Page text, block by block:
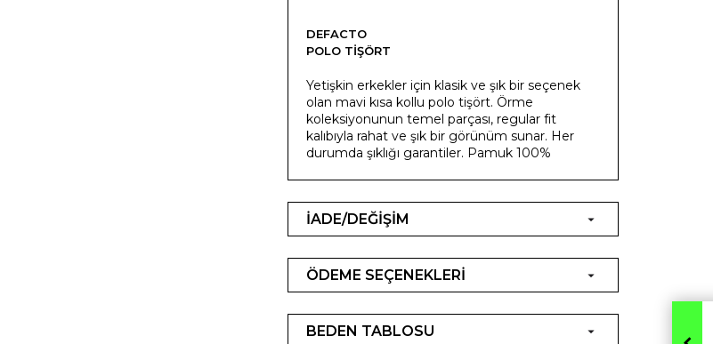
DEFACTO
POLO TIŞÖRT
Yetişkin erkekler için klasik ve şık bir seçenek
olan mavi kısa kollu polo tişört. Örme
koleksiyonunun temel parçası, regular fit
kalıbıyla rahat ve şık bir görünüm sunar. Her
durumda şıklığı garantiler. Pamuk 100%
İADE/DEĞİŞİM
ÖDEME SEÇENEKLERİ
BEDEN TABLOSU